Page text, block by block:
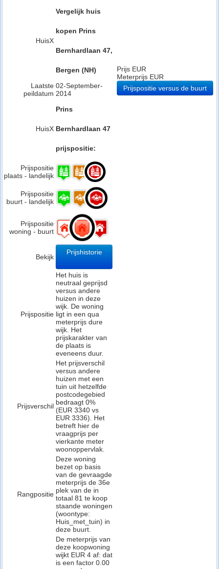
HuisX
Vergelijk huis
kopen Prins
Bernhardlaan 47,
Bergen (NH)
Laatste
peildatum
02-September-
2014
HuisX
Prins
Bernhardlaan 47
prijspositie:
Prijspositie
plaats - landelijk
Prijspositie
buurt - landelijk
Prijspositie
woning - buurt
Bekijk
Prijshistorie
Prijspositie
Het huis is
neutraal geprijsd
versus andere
huizen in deze
wijk. De woning
ligt in een qua
meterprijs dure
wijk. Het
prijskarakter van
de plaats is
eveneens duur.
Prijsverschil
Het prijsverschil
versus andere
huizen met een
tuin uit hetzelfde
postcodegebied
bedraagt 0%
(EUR 3340 vs
EUR 3336). Het
betreft hier de
vraagprijs per
vierkante meter
woonoppervlak.
Rangpositie
Deze woning
bezet op basis
van de gevraagde
meterprijs de 36e
plek van de in
totaal 81 te koop
staande woningen
(woontype:
Huis_met_tuin) in
deze buurt.
De meterprijs van
deze koopwoning
wijkt EUR 4 af: dat
is een factor 0.00
Prijs EUR
Meterprijs EUR
Prijspositie versus de buurt